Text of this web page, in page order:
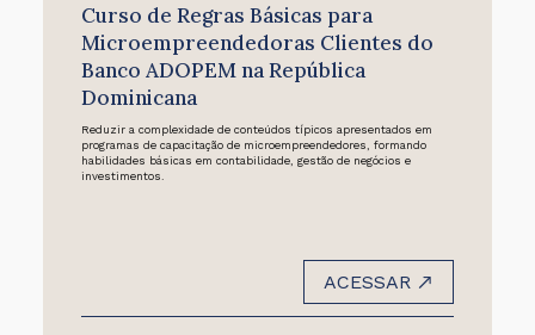
Curso de Regras Básicas para
Microempreendedoras Clientes do
Banco ADOPEM na República
Dominicana
Reduzir a complexidade de conteúdos típicos apresentados em
programas de capacitação de microempreendedores, formando
habilidades básicas em contabilidade, gestão de negócios e
investimentos.
ACESSAR